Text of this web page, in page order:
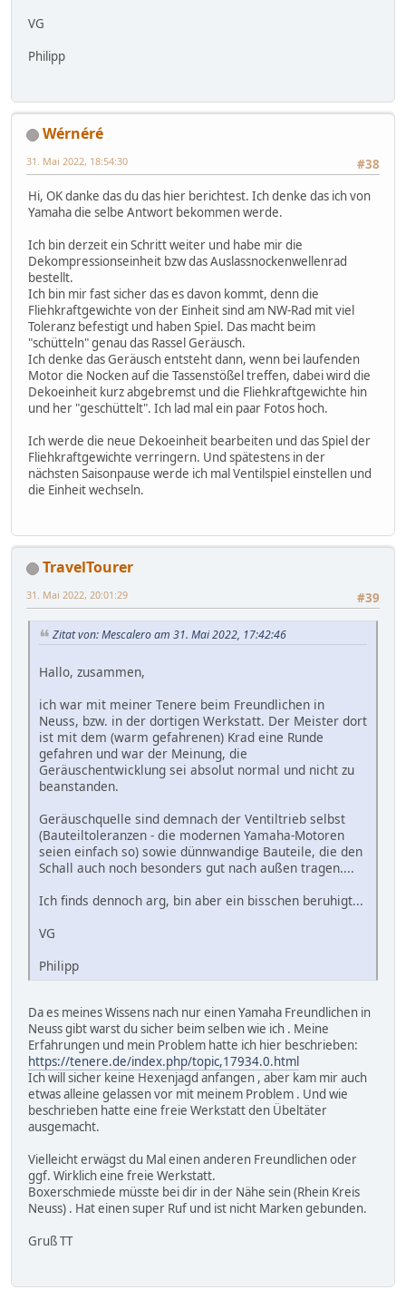
VG
Philipp
Wérnéré
#38
31. Mai 2022, 18:54:30
Hi, OK danke das du das hier berichtest. Ich denke das ich von
Yamaha die selbe Antwort bekommen werde.
Ich bin derzeit ein Schritt weiter und habe mir die
Dekompressionseinheit bzw das Auslassnockenwellenrad
bestellt.
Ich bin mir fast sicher das es davon kommt, denn die
Fliehkraftgewichte von der Einheit sind am NW-Rad mit viel
Toleranz befestigt und haben Spiel. Das macht beim
"schütteln" genau das Rassel Geräusch.
Ich denke das Geräusch entsteht dann, wenn bei laufenden
Motor die Nocken auf die Tassenstößel treffen, dabei wird die
Dekoeinheit kurz abgebremst und die Fliehkraftgewichte hin
und her "geschüttelt". Ich lad mal ein paar Fotos hoch.
Ich werde die neue Dekoeinheit bearbeiten und das Spiel der
Fliehkraftgewichte verringern. Und spätestens in der
nächsten Saisonpause werde ich mal Ventilspiel einstellen und
die Einheit wechseln.
TravelTourer
#39
31. Mai 2022, 20:01:29
Zitat von: Mescalero am 31. Mai 2022, 17:42:46
Hallo, zusammen,
ich war mit meiner Tenere beim Freundlichen in
Neuss, bzw. in der dortigen Werkstatt. Der Meister dort
ist mit dem (warm gefahrenen) Krad eine Runde
gefahren und war der Meinung, die
Geräuschentwicklung sei absolut normal und nicht zu
beanstanden.
Geräuschquelle sind demnach der Ventiltrieb selbst
(Bauteiltoleranzen - die modernen Yamaha-Motoren
seien einfach so) sowie dünnwandige Bauteile, die den
Schall auch noch besonders gut nach außen tragen....
Ich finds dennoch arg, bin aber ein bisschen beruhigt...
VG
Philipp
Da es meines Wissens nach nur einen Yamaha Freundlichen in
Neuss gibt warst du sicher beim selben wie ich . Meine
Erfahrungen und mein Problem hatte ich hier beschrieben:
https://tenere.de/index.php/topic,17934.0.html
Ich will sicher keine Hexenjagd anfangen , aber kam mir auch
etwas alleine gelassen vor mit meinem Problem . Und wie
beschrieben hatte eine freie Werkstatt den Übeltäter
ausgemacht.
Vielleicht erwägst du Mal einen anderen Freundlichen oder
ggf. Wirklich eine freie Werkstatt.
Boxerschmiede müsste bei dir in der Nähe sein (Rhein Kreis
Neuss) . Hat einen super Ruf und ist nicht Marken gebunden.
Gruß TT